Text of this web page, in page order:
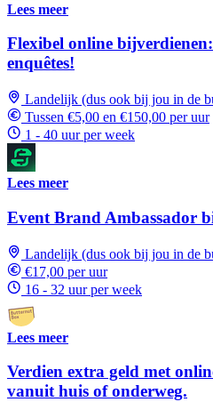
Lees meer
Flexibel online
enquêtes!
Landelijk (dus ook bij jou in de
Tussen €5,00 en €150,00 per uur
1 - 40 uur per week
Lees meer
Event Brand Ambassador
Landelijk (dus ook bij jou in de
€17,00 per uur
16 - 32 uur per week
Lees meer
Verdien extra geld met
vanuit huis of onderweg.